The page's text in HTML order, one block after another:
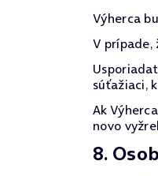
Výherca
V prípade,
súťažiaci,
Ak
novo
8.